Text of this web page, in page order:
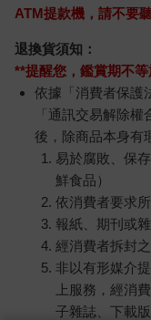
ATM提款機，請不要
退換貨須知：
**提醒您，鑑賞期不
依據「消費者保護
「通訊交易解除
後，除商品本身有
易於腐敗、保
鮮食品）
依消費者要求
報紙、期刊或
經消費者拆封
非以有形媒介
上服務，經消
子雜誌、下載